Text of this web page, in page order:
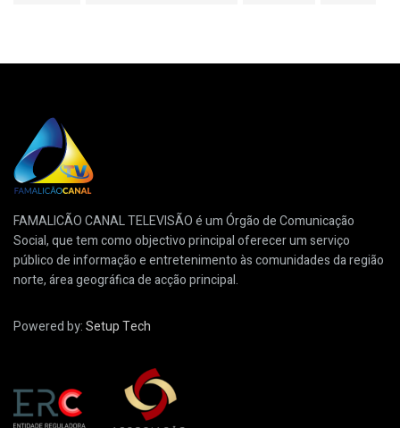
FAMALICÃO CANAL TELEVISÃO é um Órgão de Comunicação
Social, que tem como objectivo principal oferecer um serviço
público de informação e entretenimento às comunidades da região
norte, área geográfica de acção principal.
Powered by:Setup Tech